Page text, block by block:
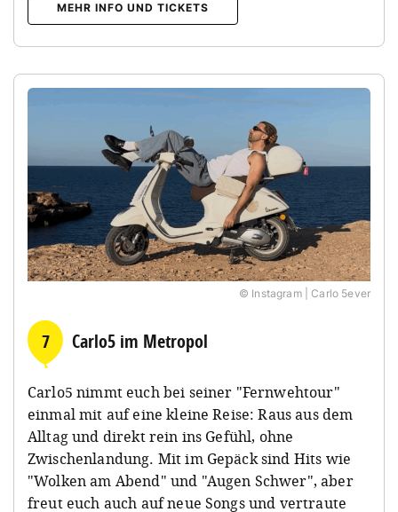
MEHR INFO UND TICKETS
© Instagram | Carlo 5ever
7 Carlo5 im Metropol
Carlo5 nimmt euch bei seiner "Fernwehtour"
einmal mit auf eine kleine Reise: Raus aus dem
Alltag und direkt rein ins Gefühl, ohne
Zwischenlandung. Mit im Gepäck sind Hits wie
"Wolken am Abend" und "Augen Schwer", aber
freut euch auch auf neue Songs und vertraute